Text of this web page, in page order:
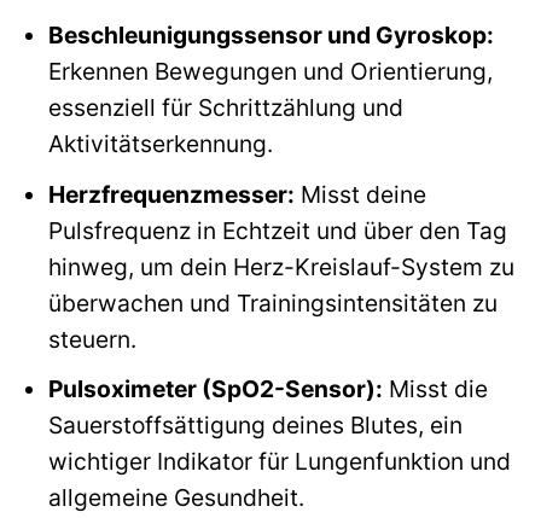
Beschleunigungssensor und Gyroskop:
Erkennen Bewegungen und Orientierung,
essenziell für Schrittzählung und
Aktivitätserkennung.
Herzfrequenzmesser: Misst deine
Pulsfrequenz in Echtzeit und über den Tag
hinweg, um dein Herz-Kreislauf-System zu
überwachen und Trainingsintensitäten zu
steuern.
Pulsoximeter (SpO2-Sensor): Misst die
Sauerstoffsättigung deines Blutes, ein
wichtiger Indikator für Lungenfunktion und
allgemeine Gesundheit.